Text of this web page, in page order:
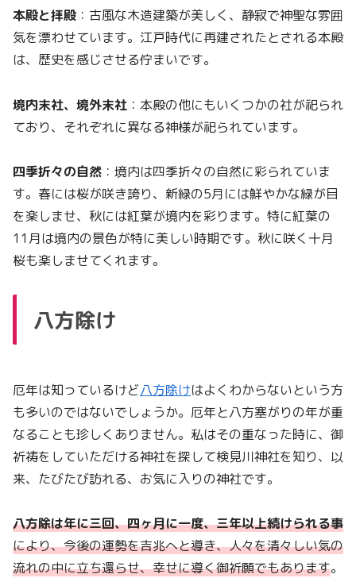
本殿と拝殿 ：古風な木造建築が美しく、静寂で神聖な雰囲
気を漂わせています。江戸時代に再建されたとされる本殿
は、歴史を感じさせる佇まいです。
境内末社、境外末社 ：本殿の他にもいくつかの社が祀られ
ており、それぞれに異なる神様が祀られています。
四季折々の自然 ：境内は四季折々の自然に彩られていま
す。春には桜が咲き誇り、新緑の5月には鮮やかな緑が目
を楽しませ、秋には紅葉が境内を彩ります。特に紅葉の
11月は境内の景色が特に美しい時期です。秋に咲く十月
桜も楽しませてくれます。
八方除け
厄年は知っているけど八方除けはよくわからないという方
も多いのではないでしょうか。厄年と八方塞がりの年が重
なることも珍しくありません。私はその重なった時に、御
祈祷をしていただける神社を探して検見川神社を知り、以
来、たびたび訪れる、お気に入りの神社です。
八方除は年に三回、四ヶ月に一度、三年以上続けられる事
により、今後の運勢を吉兆へと導き、人々を清々しい気の
流れの中に立ち還らせ、幸せに導く御祈願でもあります。